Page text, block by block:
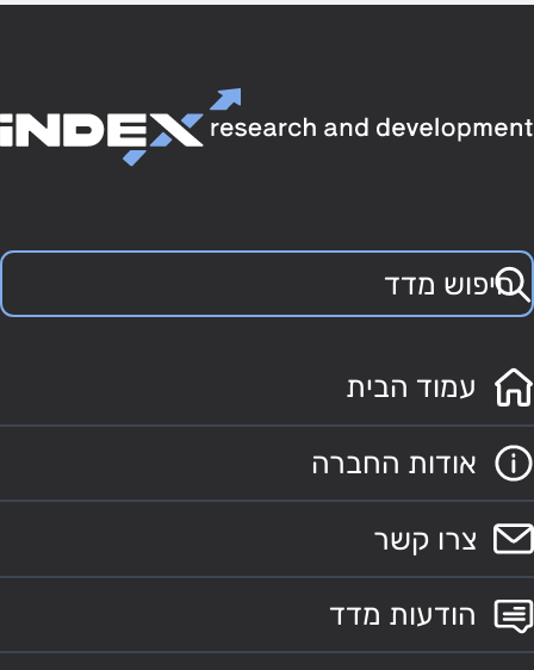
עמוד הבית
אודות החברה
צרו קשר
הודעות מדד